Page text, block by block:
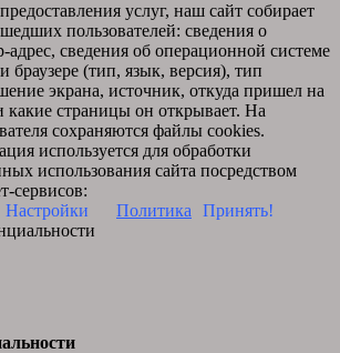
услуг, наш сайт собирает
пользователей: сведения о
сведения об операционной системе
браузере (тип, язык, версия), тип
экрана, источник, откуда пришел на
какие страницы он открывает. На
сохраняются файлы cookies.
используется для обработки
использования сайта посредством
сервисов:
Настройки Политика
Принять!